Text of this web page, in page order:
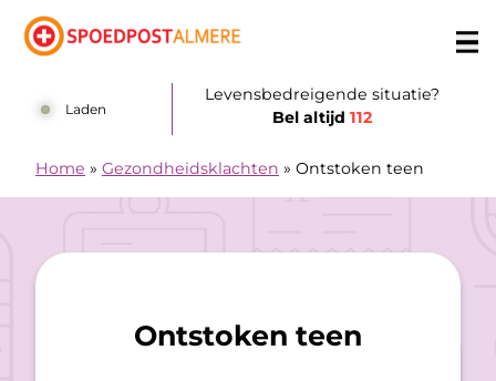
Laden
Levensbedreigende situatie?
Bel altijd112
Home » Gezondheidsklachten » Ontstoken teen
Ontstoken teen